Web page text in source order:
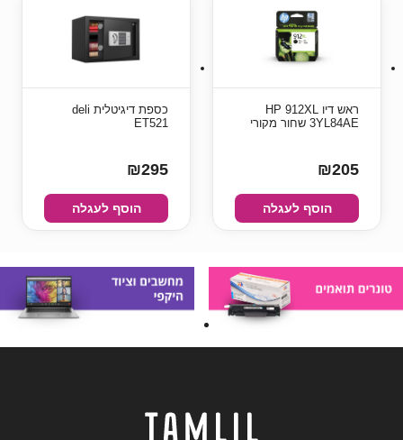
ראש דיו HP 912XL
3YL84AE שחור מקורי
₪205
הוסף לעגלה
כספת ‏דיגיטלית deli
ET521
₪295
הוסף לעגלה